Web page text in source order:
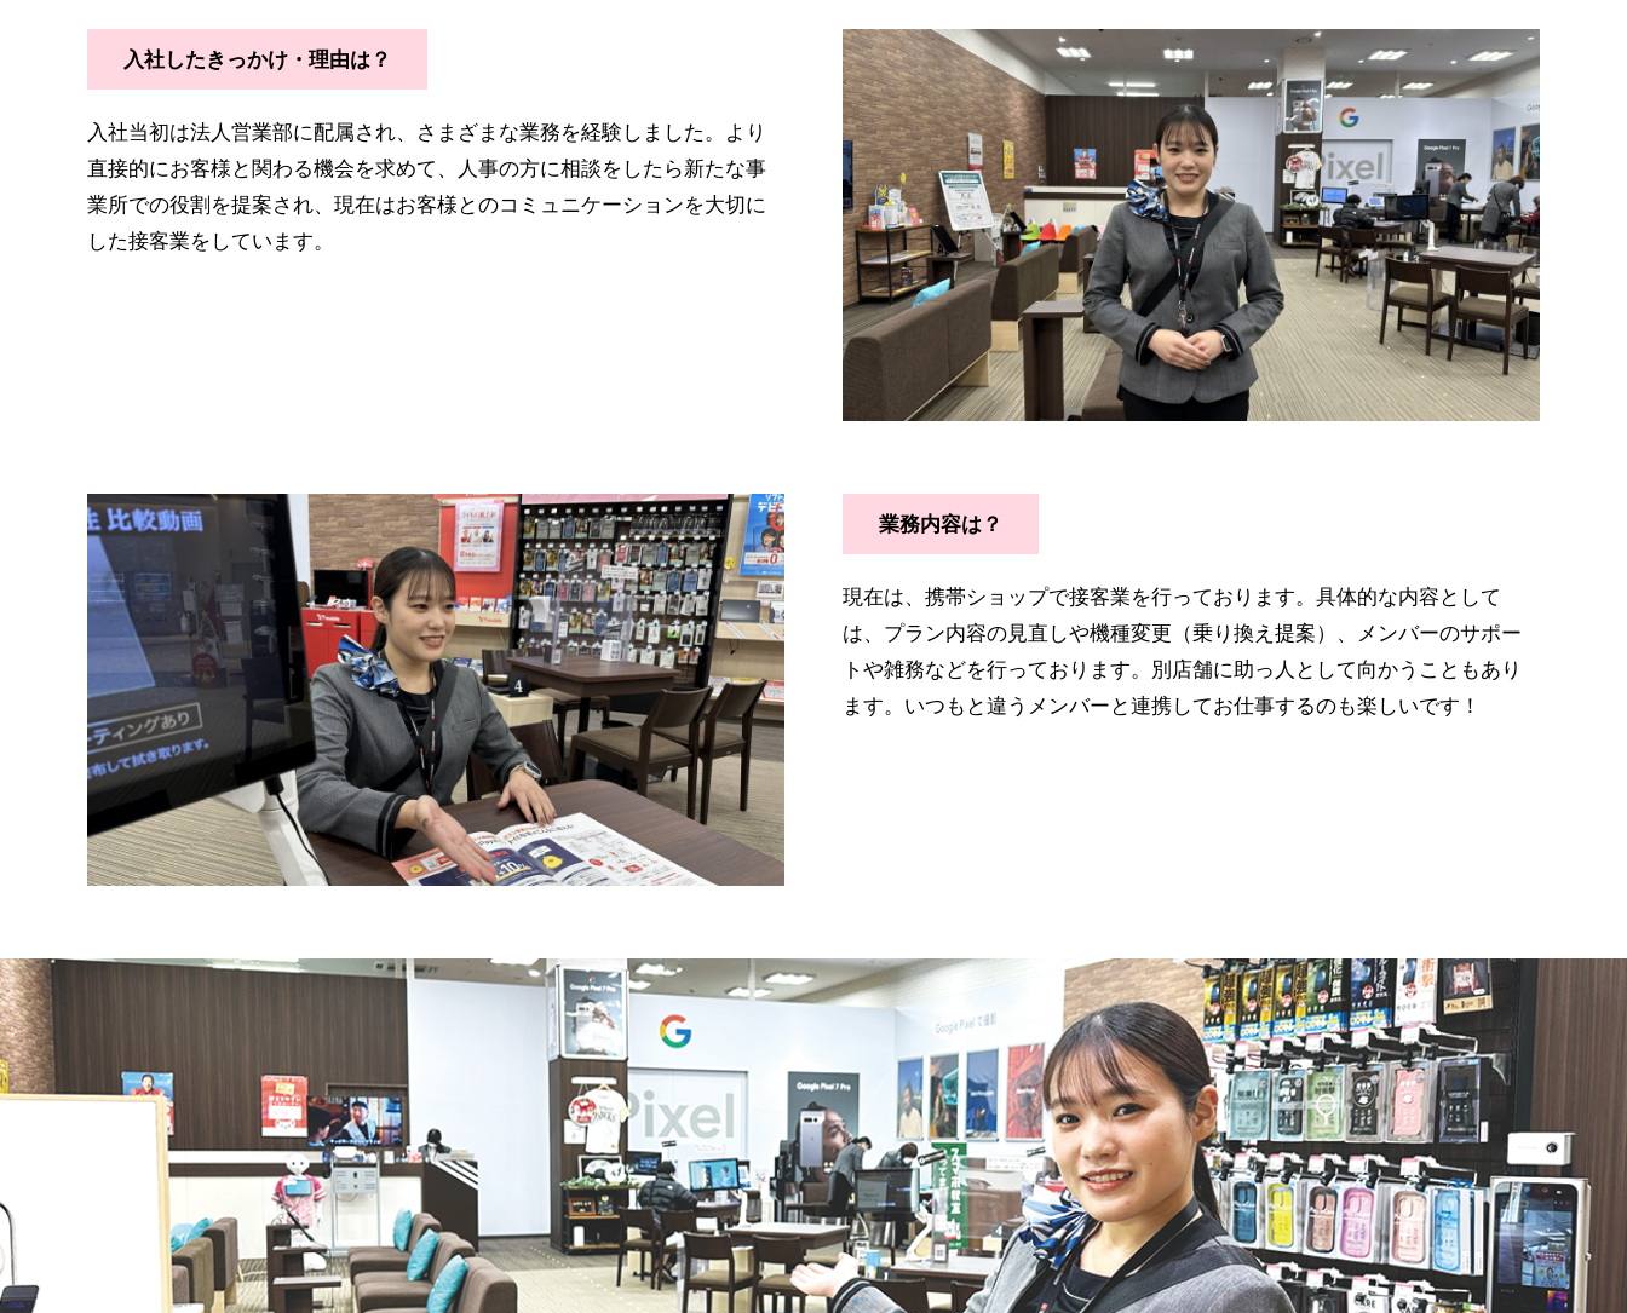
入社したきっかけ・理由は？
入社当初は法人営業部に配属され、さまざまな業務を経験しました。より
直接的にお客様と関わる機会を求めて、人事の方に相談をしたら新たな事
業所での役割を提案され、現在はお客様とのコミュニケーションを大切に
した接客業をしています。
業務内容は？
現在は、携帯ショップで接客業を行っております。具体的な内容として
は、プラン内容の見直しや機種変更（乗り換え提案）、メンバーのサポー
トや雑務などを行っております。別店舗に助っ人として向かうこともあり
ます。いつもと違うメンバーと連携してお仕事するのも楽しいです！